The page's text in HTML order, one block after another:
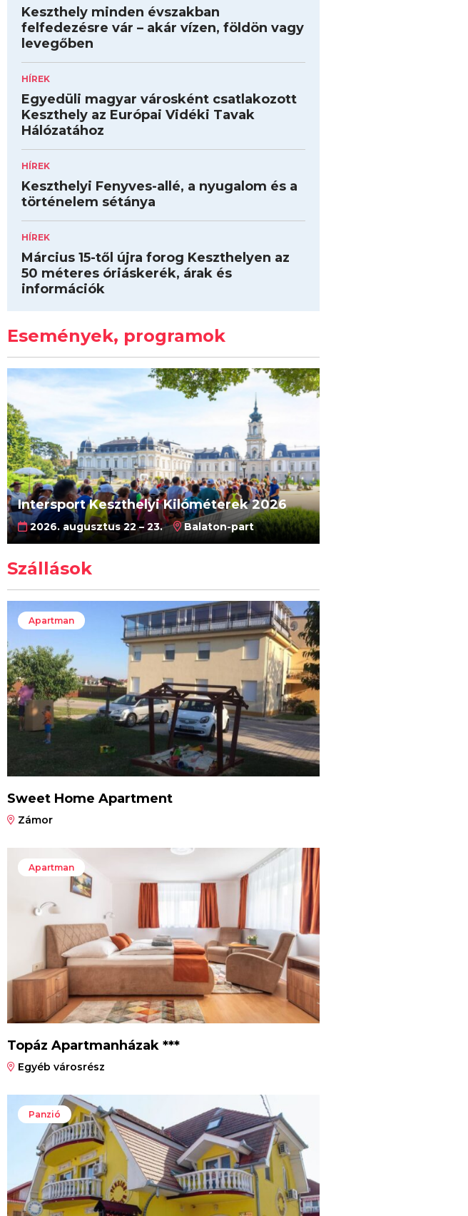
Keszthely minden évszakban
felfedezésre vár – akár vízen, földön vagy
levegőben
HÍREK
Egyedüli magyar városként csatlakozott
Keszthely az Európai Vidéki Tavak
Hálózatához
HÍREK
Keszthelyi Fenyves-allé, a nyugalom és a
történelem sétánya
HÍREK
Március 15-től újra forog Keszthelyen az
50 méteres óriáskerék, árak és
információk
Események, programok
Intersport Keszthelyi Kilóméterek 2026
2026. augusztus 22 – 23. Balaton-part
Szállások
Apartman
Sweet Home Apartment
Zámor
Apartman
Topáz Apartmanházak ***
Egyéb városrész
Panzió